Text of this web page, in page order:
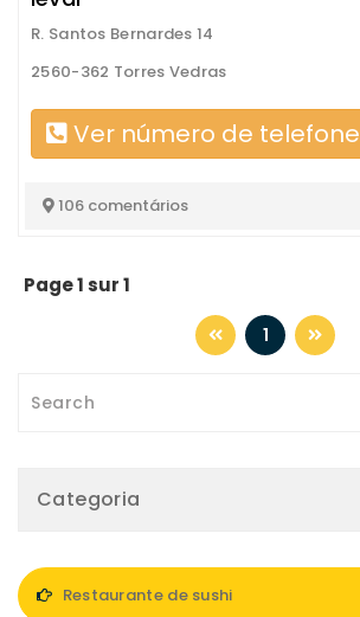
R. Santos Bernardes 14
2560-362 Torres Vedras
Ver número de telefone
106 comentários
Page 1 sur 1
1
Categoria
Restaurante de sushi